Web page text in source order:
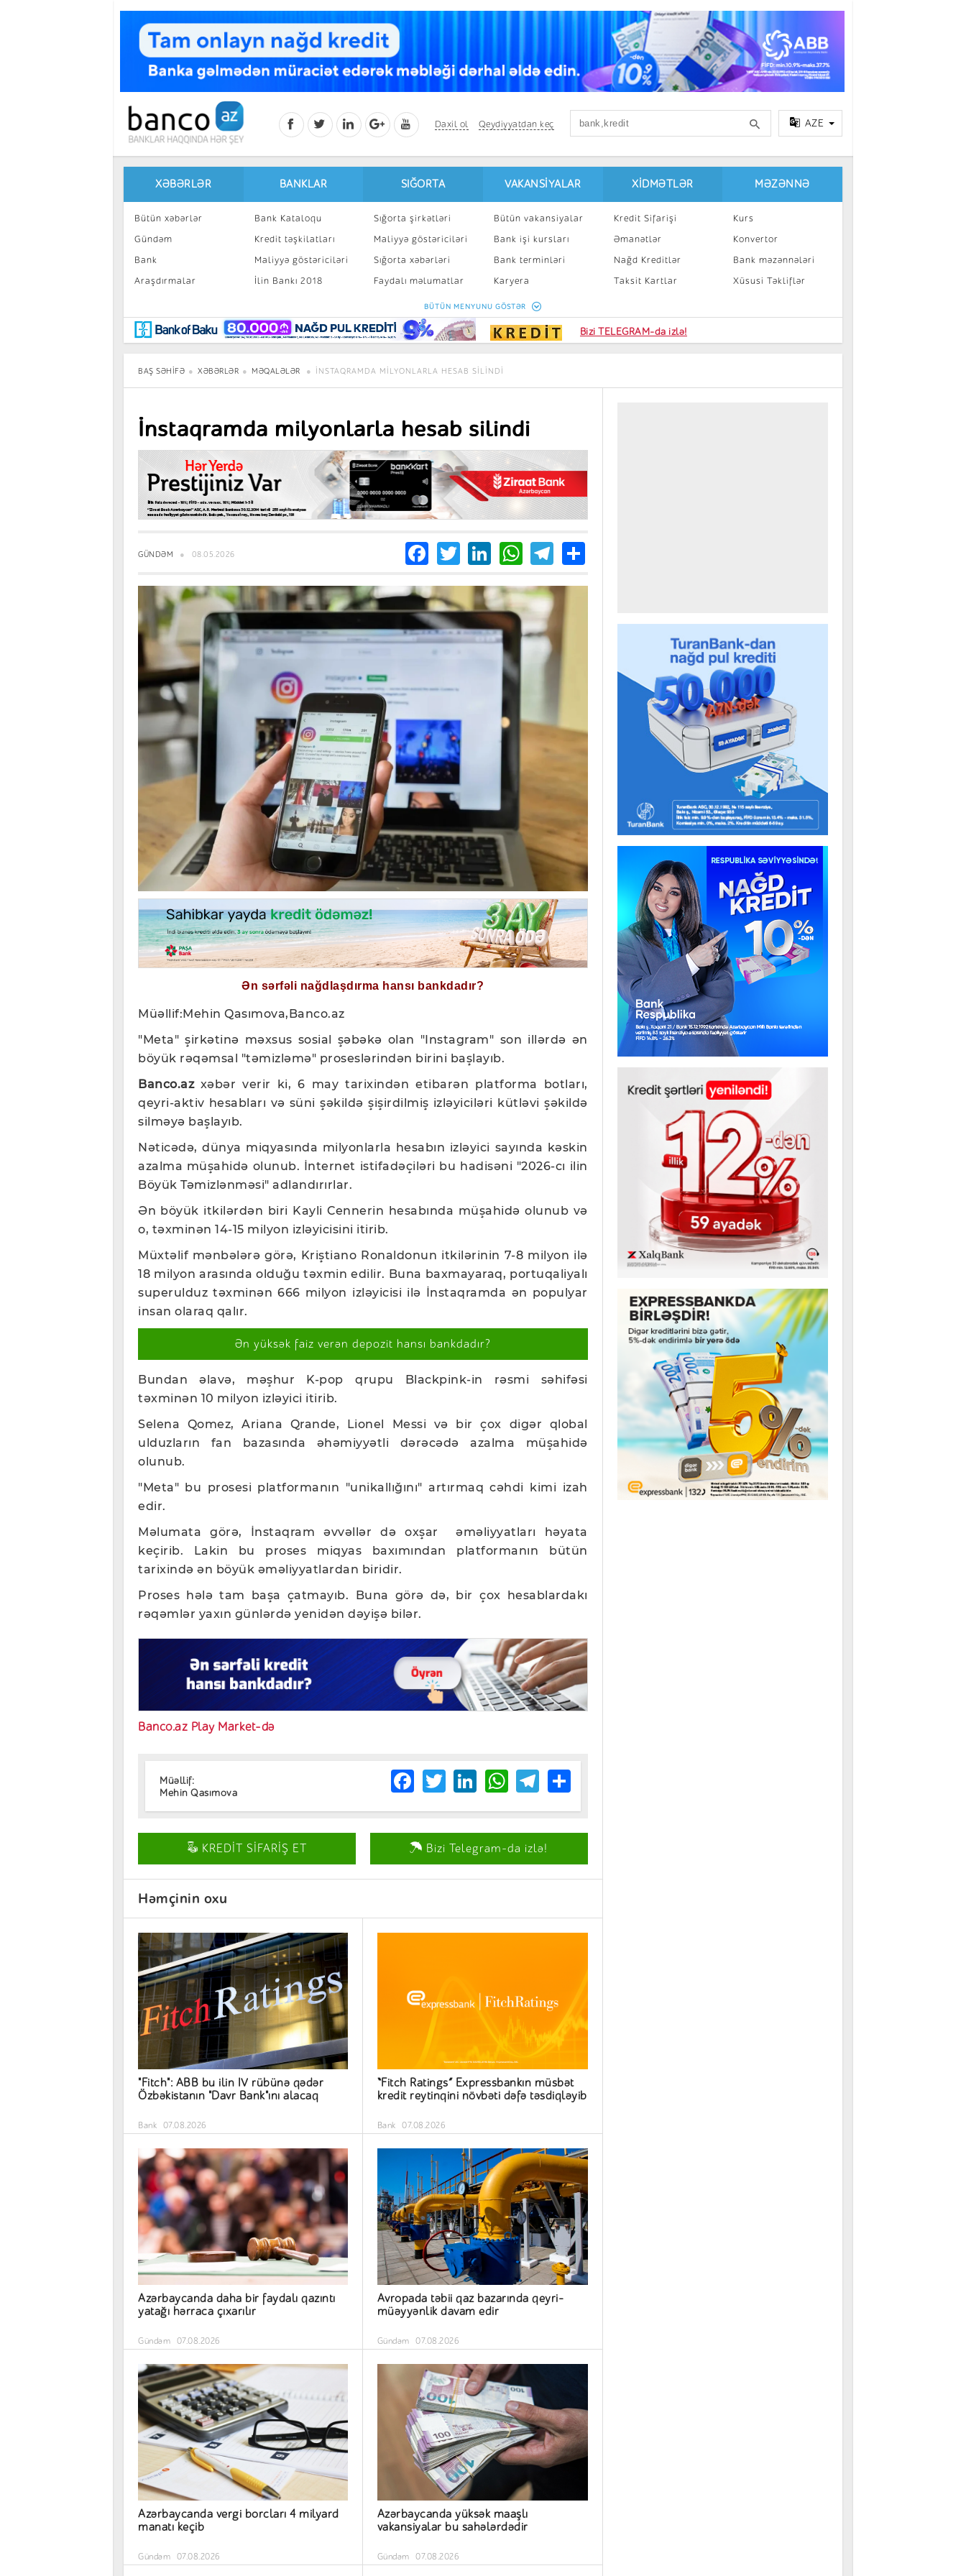
Daxil ol Qeydiyyatdan keç AZE
XƏBƏRLƏR
Bütün xəbərlər
Gündəm
Bank
Araşdırmalar
Maraqlı
BancoTV
Müsahibə
BANKLAR
Bank Kataloqu
Kredit təşkilatları
Maliyyə göstəriciləri
İlin Bankı 2018
SIĞORTA
Sığorta şirkətləri
Maliyyə göstəriciləri
Sığorta xəbərləri
Faydalı məlumatlar
Sığorta kalkulyatoru
VAKANSIYALAR
Bütün vakansiyalar
Bank işi kursları
Bank terminləri
Karyera
Peşakar inkişaf
XIDMƏTLƏR
Kredit Sifarişi
Əmanətlər
Nağd Kreditlər
Taksit Kartlar
Kart sifarişi
MƏZƏNNƏ
Kurs
Konvertor
Bank məzənnələri
Xüsusi Təkliflər
BÜTÜN MENYUNU GÖSTƏR
Bizi TELEGRAM-da izlə!
BAŞ SƏHIFƏ XƏBƏRLƏR MƏQALƏLƏR İNSTAQRAMDA MILYONLARLA HESAB SILINDI
İnstaqramda milyonlarla hesab silindi
GÜNDƏM 08.05.2026 Facebook
TwitterLinkedIn
WhatsApp
Telegram
Share
Ən sərfəli nağdlaşdırma hansı bankdadır?
Müəllif:Mehin Qasımova,Banco.az
"Meta" şirkətinə məxsus sosial şəbəkə olan "Instagram" son illərdə ən
böyük rəqəmsal "təmizləmə" proseslərindən birini başlayıb.
Banco.azxəbər verir ki, 6 may tarixindən etibarən platforma botları,
qeyri-aktiv hesabları və süni şəkildə şişirdilmiş izləyiciləri kütləvi şəkildə
silməyə başlayıb.
Nəticədə, dünya miqyasında milyonlarla hesabın izləyici sayında kəskin
azalma müşahidə olunub. İnternet istifadəçiləri bu hadisəni "2026-cı ilin
Böyük Təmizlənməsi" adlandırırlar.
Ən böyük itkilərdən biri Kayli Cennerin hesabında müşahidə olunub və
o, təxminən 14-15 milyon izləyicisini itirib.
Müxtəlif mənbələrə görə, Kriştiano Ronaldonun itkilərinin 7-8 milyon ilə
18 milyon arasında olduğu təxmin edilir. Buna baxmayaraq, portuqaliyalı
superulduz təxminən 666 milyon izləyicisi ilə İnstaqramda ən populyar
insan olaraq qalır.
Ən yüksək faiz verən depozit hansı bankdadır?
Bundan əlavə, məşhur K-pop qrupu Blackpink-in rəsmi səhifəsi
təxminən 10 milyon izləyici itirib.
Selena Qomez, Ariana Qrande, Lionel Messi və bir çox digər qlobal
ulduzların fan bazasında əhəmiyyətli dərəcədə azalma müşahidə
olunub.
"Meta" bu prosesi platformanın "unikallığını" artırmaq cəhdi kimi izah
edir.
Məlumata görə, İnstaqram əvvəllər də oxşar əməliyyatları həyata
keçirib. Lakin bu proses miqyas baxımından platformanın bütün
tarixində ən böyük əməliyyatlardan biridir.
Proses hələ tam başa çatmayıb. Buna görə də, bir çox hesablardakı
rəqəmlər yaxın günlərdə yenidən dəyişə bilər.
Banco.az Play Market-də
Müəllif:
Mehin Qasımova
Facebook
TwitterLinkedIn
WhatsApp
Telegram
Share
KREDİT SİFARİŞ ET Bizi Telegram-da izlə!
Həmçinin oxu
"Fitch": ABB bu ilin IV rübünə qədər
Özbəkistanın "Davr Bank"ını alacaq
Bank 07.08.2026
“Fitch Ratings” Expressbankın müsbət
kredit reytinqini növbəti dəfə təsdiqləyib
Bank 07.08.2026
Azərbaycanda daha bir faydalı qazıntı
yatağı hərraca çıxarılır
Gündəm 07.08.2026
Avropada təbii qaz bazarında qeyri-
müəyyənlik davam edir
Gündəm 07.08.2026
Azərbaycanda vergi borcları 4 milyard
manatı keçib
Gündəm 07.08.2026
Azərbaycanda yüksək maaşlı
vakansiyalar bu sahələrdədir
Gündəm 07.08.2026